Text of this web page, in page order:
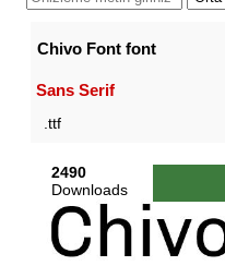
Chivo Font font
Sans Serif
.ttf
2490
Downloads